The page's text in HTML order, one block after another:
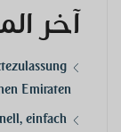
آخر
Emiraten
einfach